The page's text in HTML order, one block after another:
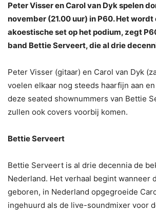
Peter Visser en Carol van Dyk spelen
november (21.00 uur) in P60. Het wordt
akoestische set op het podium, zegt
band Bettie Serveert, die al drie
Peter Visser (gitaar) en Carol van Dyk
voelen elkaar nog steeds haarfijn aan
deze seated shownummers van Bettie
zullen ook covers voorbij komen.
Bettie Serveert
Bettie Serveert is al drie decennia de
Nederland. Het verhaal begint wanneer
geboren, in Nederland opgegroeide
ingehuurd als de live-soundmixer voor